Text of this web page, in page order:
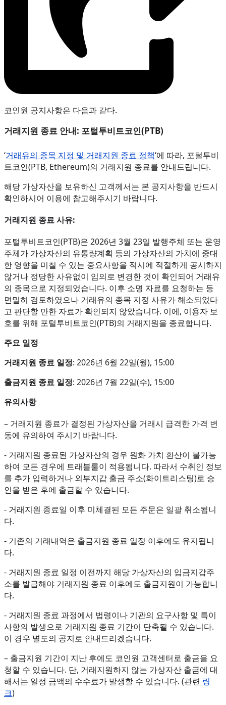
코인원 공지사항은 다음과 같다.
거래지원 종료 안내: 포털투비트코인(PTB)
‘거래유의 종목 지정 및 거래지원 종료 정책‘에 따라, 포털투비
트코인(PTB, Ethereum)의 거래지원 종료를 안내드립니다.
해당 가상자산을 보유하신 고객께서는 본 공지사항을 반드시
확인하시어 이용에 참고해주시기 바랍니다.
거래지원 종료 사유:
포털투비트코인(PTB)은 2026년 3월 23일 발행주체 또는 운영
주체가 가상자산의 유통량계획 등의 가상자산의 가치에 중대
한 영향을 미칠 수 있는 중요사항을 적시에 적절하게 공시하지
않거나 정당한 사유없이 임의로 변경한 것이 확인되어 거래유
의 종목으로 지정되었습니다. 이후 소명 자료를 요청하는 등
면밀히 검토하였으나 거래유의 종목 지정 사유가 해소되었다
고 판단할 만한 자료가 확인되지 않았습니다. 이에, 이용자 보
호를 위해 포털투비트코인(PTB)의 거래지원을 종료합니다.
주요 일정
거래지원 종료 일정: 2026년 6월 22일(월), 15:00
출금지원 종료 일정: 2026년 7월 22일(수), 15:00
유의사항
– 거래지원 종료가 결정된 가상자산을 거래시 급격한 가격 변
동에 유의하여 주시기 바랍니다.
⁃ 거래지원 종료된 가상자산의 경우 원화 가치 환산이 불가능
하여 모든 경우에 트래블룰이 적용됩니다. 따라서 수취인 정보
를 추가 입력하거나 외부지갑 출금 주소(화이트리스팅)로 승
인을 받은 후에 출금할 수 있습니다.
⁃ 거래지원 종료일 이후 미체결된 모든 주문은 일괄 취소됩니
다.
⁃ 기존의 거래내역은 출금지원 종료 일정 이후에도 유지됩니
다.
⁃ 거래지원 종료 일정 이전까지 해당 가상자산의 입금지갑주
소를 발급해야 거래지원 종료 이후에도 출금지원이 가능합니
다.
⁃ 거래지원 종료 과정에서 법령이나 기관의 요구사항 및 특이
사항의 발생으로 거래지원 종료 기간이 단축될 수 있습니다.
이 경우 별도의 공지로 안내드리겠습니다.
– 출금지원 기간이 지난 후에도 코인원 고객센터로 출금을 요
청할 수 있습니다. 단, 거래지원하지 않는 가상자산 출금에 대
해서는 일정 금액의 수수료가 발생할 수 있습니다. (관련 링
크)